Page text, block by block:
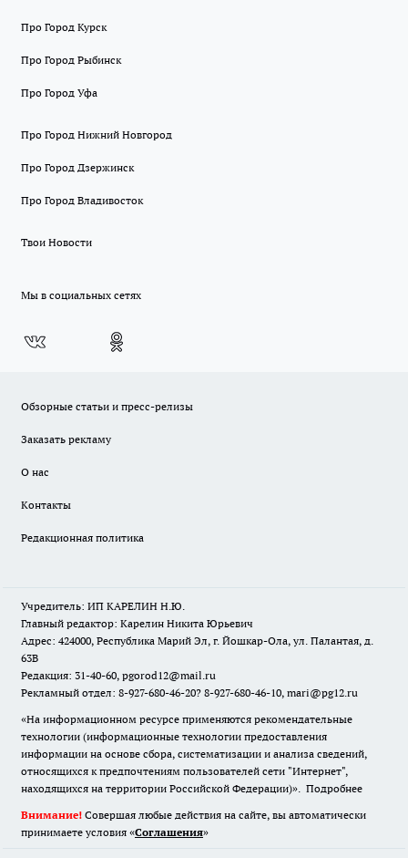
Про Город Курск
Про Город Рыбинск
Про Город Уфа
Про Город Нижний Новгород
Про Город Дзержинск
Про Город Владивосток
Твои Новости
Мы в социальных сетях
Обзорные статьи и пресс-релизы
Заказать рекламу
О нас
Контакты
Редакционная политика
Учредитель: ИП КАРЕЛИН Н.Ю.
Главный редактор: Карелин Никита Юрьевич
Адрес: 424000, Республика Марий Эл, г. Йошкар-Ола, ул. Палантая, д.
63В
Редакция: 31-40-60, pgorod12@mail.ru
Рекламный отдел: 8-927-680-46-20? 8-927-680-46-10, mari@pg12.ru
«На информационном ресурсе применяются рекомендательные
технологии (информационные технологии предоставления
информации на основе сбора, систематизации и анализа сведений,
относящихся к предпочтениям пользователей сети "Интернет",
находящихся на территории Российской Федерации)». Подробнее
Внимание! Совершая любые действия на сайте, вы автоматически
принимаете условия «Cоглашения»